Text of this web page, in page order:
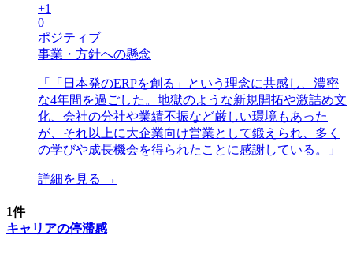
+1
0
ポジティブ
事業・方針への懸念
「
「日本発のERPを創る」という理念に共感し、濃密
な4年間を過ごした。地獄のような新規開拓や激詰め文
化、会社の分社や業績不振など厳しい環境もあった
が、それ以上に大企業向け営業として鍛えられ、多く
の学びや成長機会を得られたことに感謝している。
」
詳細を見る →
1件
キャリアの停滞感